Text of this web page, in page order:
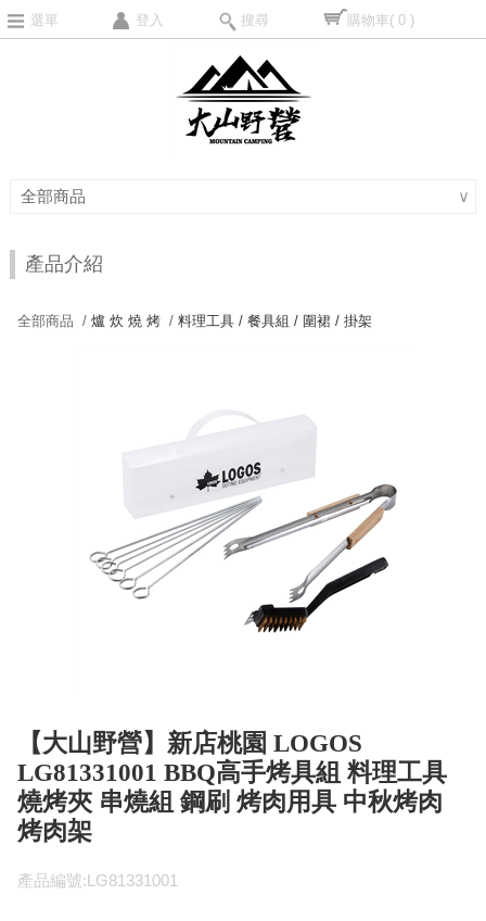
選單 登入 搜尋 購物車( 0 )
全部商品 ∨
產品介紹
全部商品 /爐 炊 燒 烤 /料理工具 / 餐具組 / 圍裙 / 掛架
【大山野營】新店桃園 LOGOS
LG81331001 BBQ高手烤具組 料理工具
燒烤夾 串燒組 鋼刷 烤肉用具 中秋烤肉
烤肉架
產品編號:LG81331001